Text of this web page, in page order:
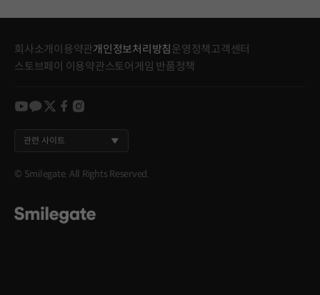
회사소개이용약관개인정보처리방침 운영정책고객센터
스토브페이 이용약관스토어게임 반품정책
youtube
kakao
twitter
facebook
instagram
관련 사이트
© Smilegate. All Rights Reserved.